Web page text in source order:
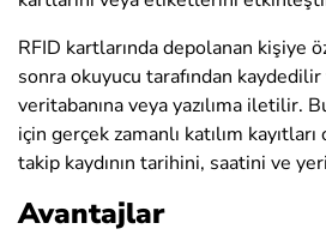
RFID kartlarında depolanan kişiye
sonra okuyucu tarafından
veritabanına veya yazılıma iletilir.
için gerçek zamanlı katılım
takip kaydının tarihini, saatini ve
Avantajlar